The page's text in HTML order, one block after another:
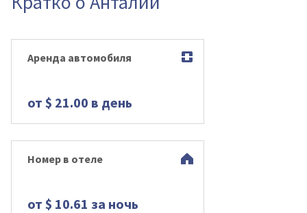
Аренда автомобиля
от $ 21.00 в день
Номер в отеле
от $ 10.61 за ночь